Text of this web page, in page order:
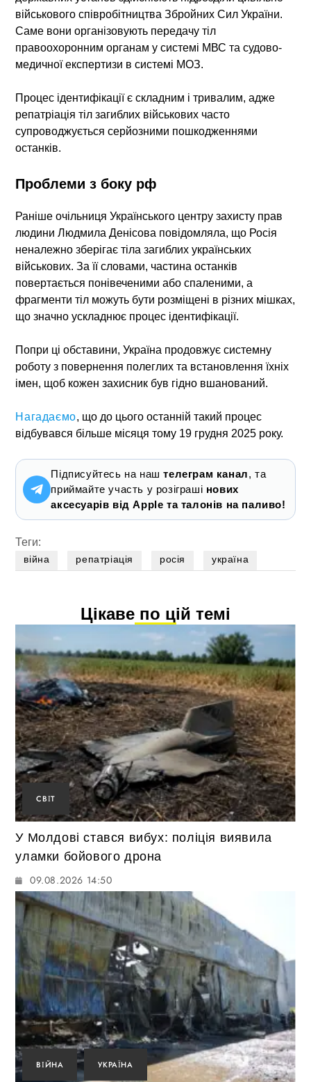
військового співробітництва Збройних Сил України.
Саме вони організовують передачу тіл
правоохоронним органам у системі МВС та судово-
медичної експертизи в системі МОЗ.
Процес ідентифікації є складним і тривалим, адже
репатріація тіл загиблих військових часто
супроводжується серйозними пошкодженнями
останків.
Проблеми з боку рф
Раніше очільниця Українського центру захисту прав
людини Людмила Денісова повідомляла, що Росія
неналежно зберігає тіла загиблих українських
військових. За її словами, частина останків
повертається понівеченими або спаленими, а
фрагменти тіл можуть бути розміщені в різних мішках,
що значно ускладнює процес ідентифікації.
Попри ці обставини, Україна продовжує системну
роботу з повернення полеглих та встановлення їхніх
імен, щоб кожен захисник був гідно вшанований.
Нагадаємо, що до цього останній такий процес
відбувався більше місяця тому 19 грудня 2025 року.
Підписуйтесь на наштелеграм канал, та
приймайте участь у розіграші нових
аксесуарів від Apple та талонів на паливо!
Теги:
війна репатріація росія україна
Цікаве по цій темі
СВІТ
У Молдові стався вибух: поліція виявила
уламки бойового дрона
09.08.2026 14:50
ВІЙНА УКРАЇНА